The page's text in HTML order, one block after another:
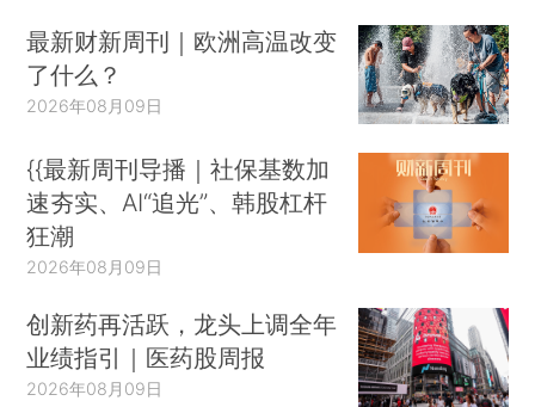
最新财新周刊｜欧洲高温改变
了什么？
2026年08月09日
{{最新周刊导播｜社保基数加
速夯实、AI“追光”、韩股杠杆
狂潮
2026年08月09日
创新药再活跃，龙头上调全年
业绩指引｜医药股周报
2026年08月09日